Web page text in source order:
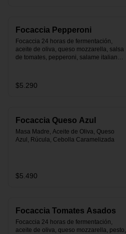
Focaccia Pepperoni
Focaccia 24 horas de fermentación,
aceite de oliva, queso mozzarella, salsa
de tomates, pepperoni, salame italiano y
$5.290
Focaccia Queso Azul
Masa Madre, Aceite de Oliva, Queso
Azul, Rúcula, Cebolla Caramelizada
$5.490
Focaccia Tomates Asados
Focaccia 24 horas de fermentación,
aceite de oliva, queso mozzarella, pesto,